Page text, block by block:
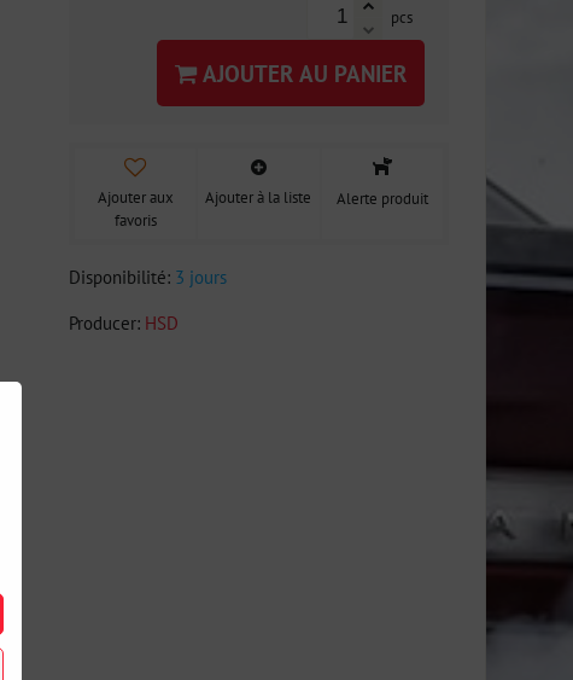
pcs
AJOUTER AU PANIER
Ajouter aux
favoris
Ajouter à la liste Alerte produit
Disponibilité: 3 jours
Producer: HSD